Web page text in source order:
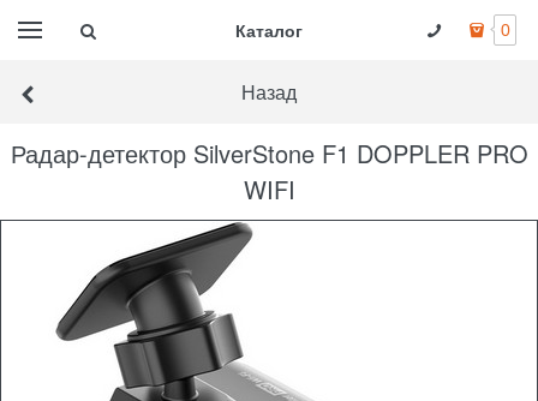
Каталог 0
Назад
Радар-детектор SilverStone F1 DOPPLER PRO
WIFI